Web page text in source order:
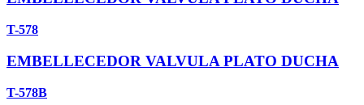
T-578
EMBELLECEDOR VALVULA PLATO DUCHA
T-578B